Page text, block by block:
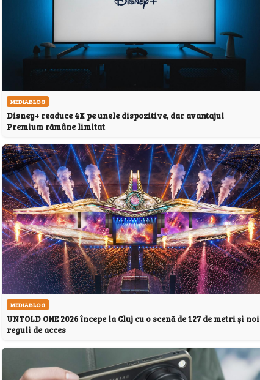
MEDIABLOG
Disney+ readuce 4K pe unele dispozitive, dar avantajul
Premium rămâne limitat
MEDIABLOG
UNTOLD ONE 2026 începe la Cluj cu o scenă de 127 de metri și noi
reguli de acces